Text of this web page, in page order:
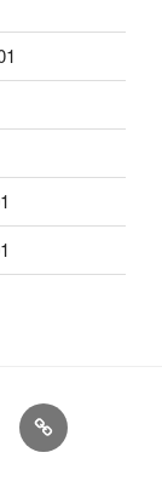
Обменник